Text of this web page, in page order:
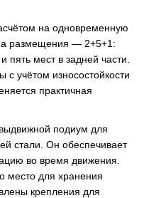
на одновременную
размещения — 2+5+1:
пять мест в задней части.
учётом износостойкости
практичная
подиум для
стали. Он обеспечивает
во время движения.
место для хранения
крепления для